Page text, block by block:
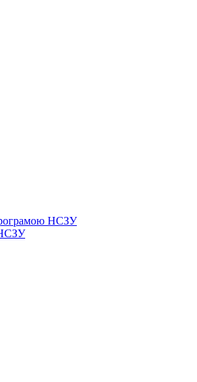
НСЗУ
НСЗУ